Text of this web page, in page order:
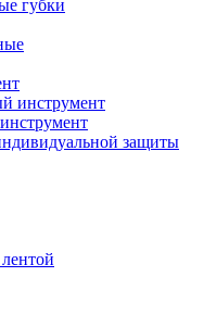
губки
инструмент
защиты